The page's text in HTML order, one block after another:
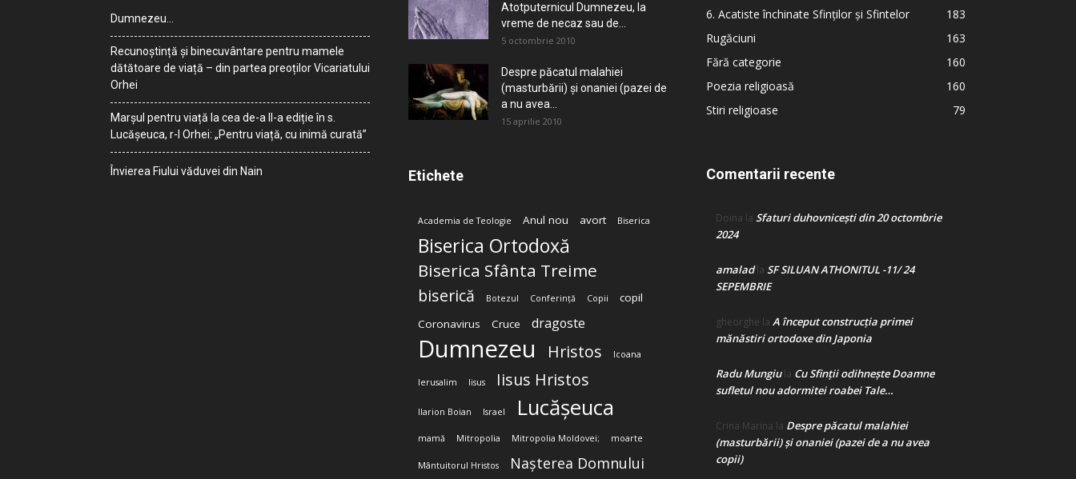
Dumnezeu…
Recunoștință și binecuvântare pentru mamele
dătătoare de viață – din partea preoților Vicariatului
Orhei
Marșul pentru viață la cea de-a II-a ediție în s.
Lucășeuca, r-l Orhei: „Pentru viață, cu inimă curată”
Învierea Fiului văduvei din Nain
Atotputernicul Dumnezeu, la
vreme de necaz sau de...
5 octombrie 2010
Despre păcatul malahiei
(masturbării) şi onaniei (pazei de
a nu avea...
15 aprilie 2010
Etichete
Academia de Teologie Anul nou avort Biserica
Biserica Ortodoxă
Biserica Sfânta Treime
biserică Botezul Conferință Copii
copil
Coronavirus
Cruce dragoste
Dumnezeu Hristos Icoana
Ierusalim Iisus Iisus Hristos
Ilarion Boian Israel Lucășeuca
mamă Mitropolia Mitropolia Moldovei; moarte
Mântuitorul Hristos Nașterea Domnului
6. Acatiste închinate Sfinților și Sfintelor
183
Rugăciuni
163
Fără categorie
160
Poezia religioasă
160
Stiri religioase
79
Comentarii recente
Doina la Sfaturi duhovnicești din 20 octombrie
2024
amaladla SF SILUAN ATHONITUL -11/ 24
SEPEMBRIE
gheorghe la A început construcţia primei
mănăstiri ortodoxe din Japonia
Radu Mungiula Cu Sfinții odihnește Doamne
sufletul nou adormitei roabei Tale…
Crina Marina la Despre păcatul malahiei
(masturbării) şi onaniei (pazei de a nu avea
copii)